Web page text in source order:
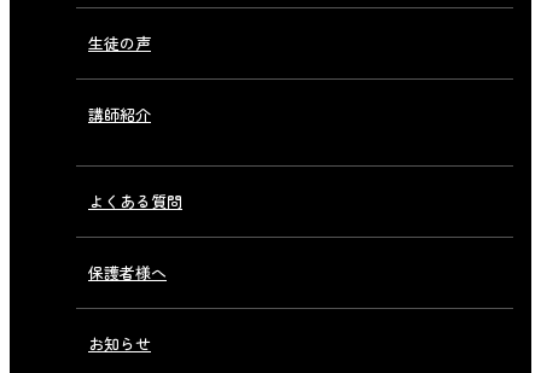
生徒の声
講師紹介
よくある質問
保護者様へ
お知らせ